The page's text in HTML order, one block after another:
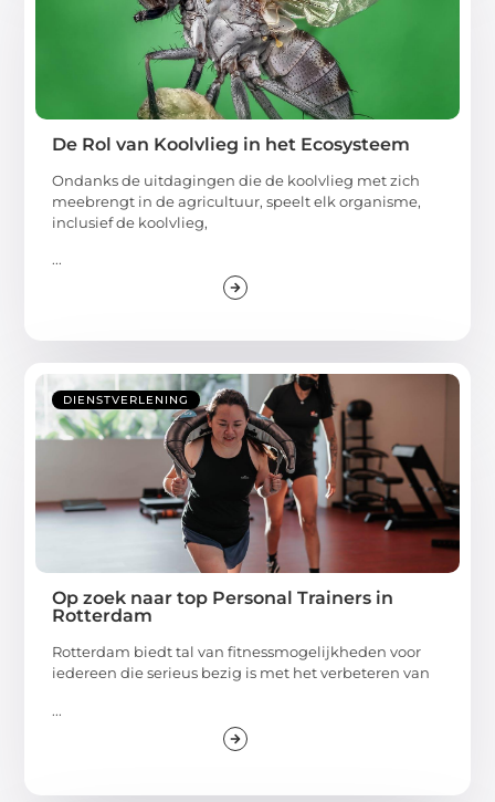
De Rol van Koolvlieg in het Ecosysteem
Ondanks de uitdagingen die de koolvlieg met zich
meebrengt in de agricultuur, speelt elk organisme,
inclusief de koolvlieg,
...
DIENSTVERLENING
Op zoek naar top Personal Trainers in
Rotterdam
Rotterdam biedt tal van fitnessmogelijkheden voor
iedereen die serieus bezig is met het verbeteren van
...